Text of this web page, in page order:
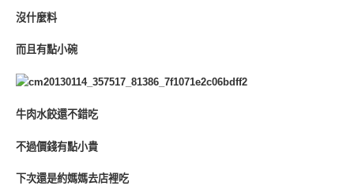
沒什麼料
而且有點小碗
牛肉水餃還不錯吃
不過價錢有點小貴
下次還是約媽媽去店裡吃